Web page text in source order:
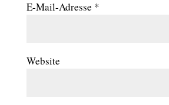
E-Mail-Adresse *
Website